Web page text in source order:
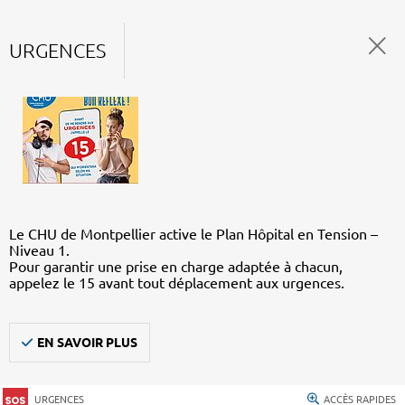
URGENCES
Le CHU de Montpellier active le Plan Hôpital en Tension –
Niveau 1.
Pour garantir une prise en charge adaptée à chacun,
appelez le 15 avant tout déplacement aux urgences.
EN SAVOIR PLUS
URGENCES ACCÈS RAPIDES